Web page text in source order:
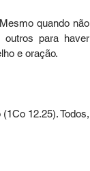
quando não
outros para haver
e oração.
12.25). Todos,